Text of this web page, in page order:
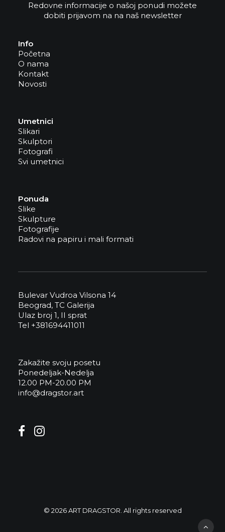
Redovne informacije o našoj ponudi možete
dobiti prijavom na na naš newsletter
Info
Početna
O nama
Kontakt
Novosti
Umetnici
Slikari
Skulptori
Fotografi
Svi umetnici
Ponuda
Slike
Skulpture
Fotografije
Radovi na papiru i mali formati
Bulevar Vudroa Vilsona 14
Beograd, TC Galerija
Ulaz broj 1, II sprat
Tel +381694411011
Zakažite svoju posetu
Ponedeljak-Nedelja
12.00 PM-20.00 PM
info@dragstor.art
© 2026 ART DRAGSTOR. All rights reserved